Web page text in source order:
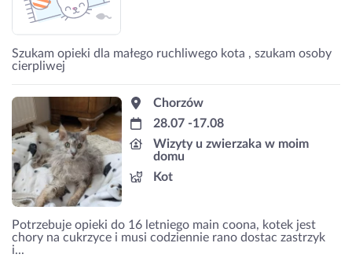
Szukam opieki dla małego ruchliwego kota , szukam osoby
cierpliwej
Chorzów
28.07 -17.08
Wizyty u zwierzaka w moim
domu
Kot
Potrzebuje opieki do 16 letniego main coona, kotek jest
chory na cukrzyce i musi codziennie rano dostac zastrzyk
i...